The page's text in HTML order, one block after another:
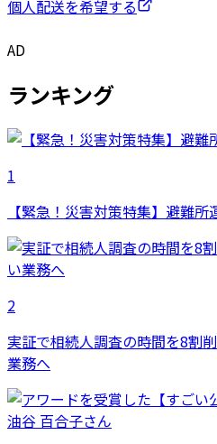
個人配送を希望する
AD
ランキング
1
【緊急！災害対策特集】避難
2
実証で相続人調査の時間を8割
業務へ